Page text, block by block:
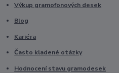
Výkup gramofonových desek
Blog
Kariéra
Často kladené otázky
Hodnocení stavu gramodesek